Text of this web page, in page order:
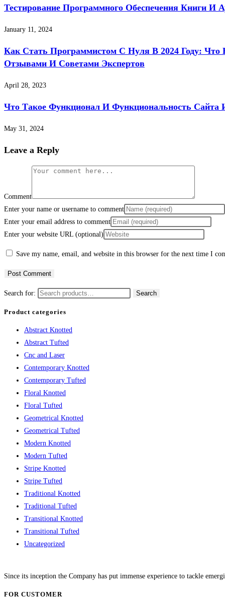
Тестирование Программного Обеспечения Книги
January 11, 2024
Как Стать Программистом С Нуля В 2024 Году:
Отзывами И Советами Экспертов
April 28, 2023
Что Такое Функционал И Функциональность Сайта
May 31, 2024
Leave a Reply
Comment
Enter your name or username to comment
Enter your email address to comment
Enter your website URL (optional)
Save my name, email, and website in this browser for the next time I
Search for: Search
Product categories
Abstract Knotted
Abstract Tufted
Cnc and Laser
Contemporary Knotted
Contemporary Tufted
Floral Knotted
Floral Tufted
Geometrical Knotted
Geometrical Tufted
Modern Knotted
Modern Tufted
Stripe Knotted
Stripe Tufted
Traditional Knotted
Traditional Tufted
Transitional Knotted
Transitional Tufted
Uncategorized
Since its inception the Company has put immense experience to tackle
FOR CUSTOMER